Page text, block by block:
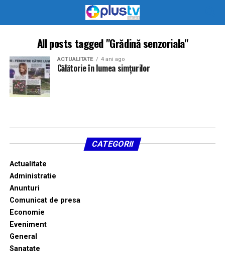
All posts tagged "Grădină senzoriala"
ACTUALITATE 4 ani ago
Călătorie în lumea simțurilor
CATEGORII
Actualitate
Administratie
Anunturi
Comunicat de presa
Economie
Eveniment
General
Sanatate